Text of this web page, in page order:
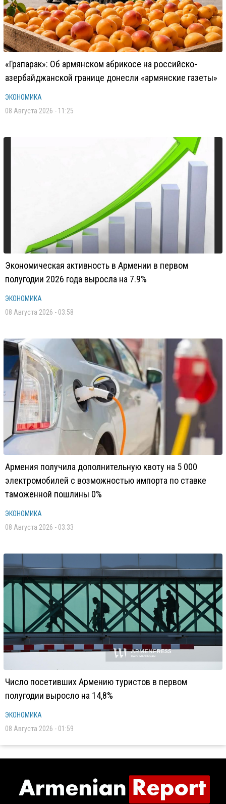
«Грапарак»: Об армянском абрикосе на российско-
азербайджанской границе донесли «армянские газеты»
ЭКОНОМИКА
08 Августа 2026 - 11:25
Экономическая активность в Армении в первом
полугодии 2026 года выросла на 7.9%
ЭКОНОМИКА
08 Августа 2026 - 03:58
Армения получила дополнительную квоту на 5 000
электромобилей с возможностью импорта по ставке
таможенной пошлины 0%
ЭКОНОМИКА
08 Августа 2026 - 03:33
Число посетивших Армению туристов в первом
полугодии выросло на 14,8%
ЭКОНОМИКА
08 Августа 2026 - 01:59